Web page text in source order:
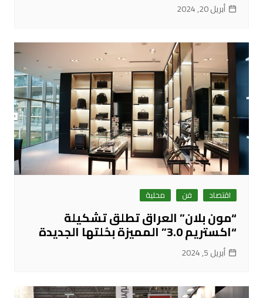
أبريل 20, 2024
اقتصاد فن محلية
“مون بلان” العراق تطلق تشكيلة
“اكستريم 3.0” المميزة بحُلتها الجديدة
أبريل 5, 2024